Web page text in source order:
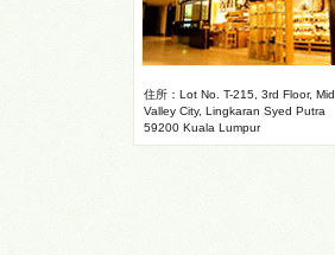
住所：Lot No. T-215, 3rd Floor, Mid
Valley City, Lingkaran Syed Putra
59200 Kuala Lumpur